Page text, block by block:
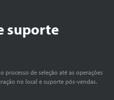
suporte
processo de seleção até as operações
no local e suporte pós-vendas.